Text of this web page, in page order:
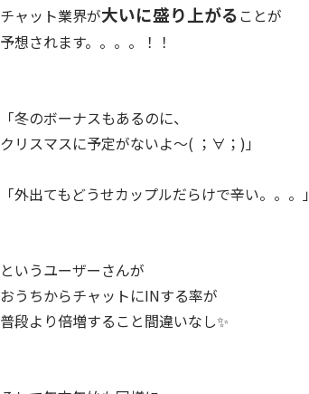
チャット業界が大いに盛り上がる ことが
予想されます。。。。！！
「冬のボーナスもあるのに、
クリスマスに予定がないよ～( ；∀；)」
「外出てもどうせカップルだらけで辛い。。。」
というユーザーさんが
おうちからチャットにINする率が
普段より倍増すること間違いなし✨